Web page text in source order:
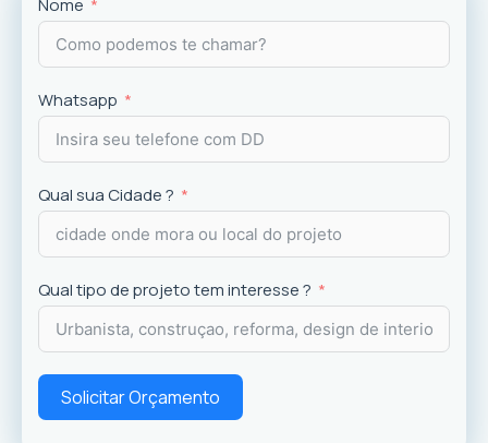
experiência dos usuários.
Nome
Whatsapp
Qual sua Cidade ?
Qual tipo de projeto tem interesse ?
Solicitar Orçamento